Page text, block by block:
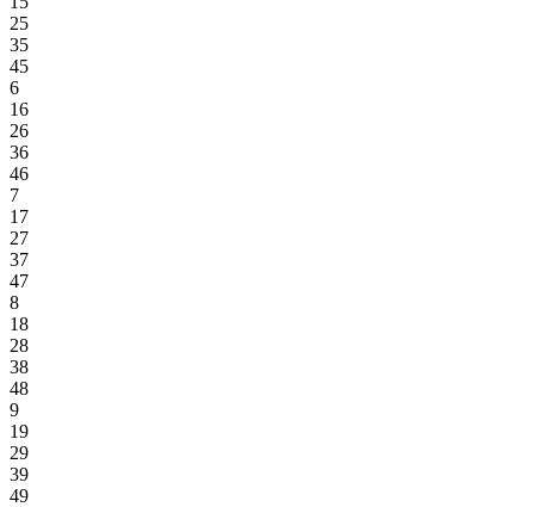
25
35
45
6
16
26
36
46
7
17
27
37
47
8
18
28
38
48
9
19
29
39
49